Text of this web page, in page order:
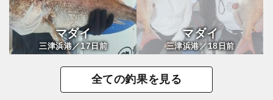
マダイ
三津浜港／17日前
マダイ
三津浜港／18日前
全ての釣果を見る